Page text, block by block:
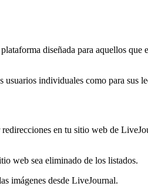
diseñada para aquellos que
individuales como para sus
en tu sitio web de
web sea eliminado de los listados.
imágenes desde LiveJournal.